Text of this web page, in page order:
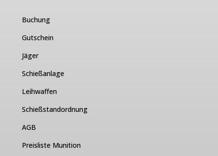
Buchung
Gutschein
Jäger
Schießanlage
Leihwaffen
Schießstandordnung
AGB
Preisliste Munition